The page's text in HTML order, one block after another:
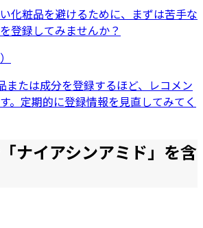
化粧品を避けるために、まずは苦手な
を登録してみませんか？
たは成分を登録するほど、レコメン
。定期的に登録情報を見直してみてく
ナイアシンアミド」を含